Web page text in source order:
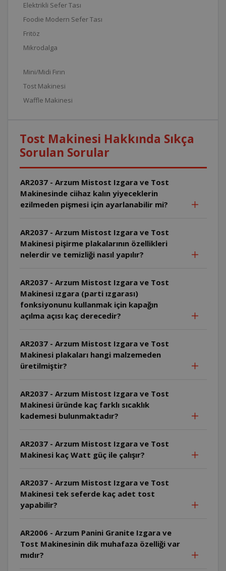
Elektrikli Sefer Tası
Foodie Modern Sefer Tası
Fritöz
Mikrodalga
Mini/Midi Fırın
Tost Makinesi
Waffle Makinesi
Tost Makinesi Hakkında Sıkça
Sorulan Sorular
AR2037 - Arzum Mistost Izgara ve Tost
Makinesinde ciihaz kalın yiyeceklerin
ezilmeden pişmesi için ayarlanabilir mi?
AR2037 - Arzum Mistost Izgara ve Tost
Makinesi pişirme plakalarının özellikleri
nelerdir ve temizliği nasıl yapılır?
AR2037 - Arzum Mistost Izgara ve Tost
Makinesi ızgara (parti ızgarası)
fonksiyonunu kullanmak için kapağın
açılma açısı kaç derecedir?
AR2037 - Arzum Mistost Izgara ve Tost
Makinesi plakaları hangi malzemeden
üretilmiştir?
AR2037 - Arzum Mistost Izgara ve Tost
Makinesi üründe kaç farklı sıcaklık
kademesi bulunmaktadır?
AR2037 - Arzum Mistost Izgara ve Tost
Makinesi kaç Watt güç ile çalışır?
AR2037 - Arzum Mistost Izgara ve Tost
Makinesi tek seferde kaç adet tost
yapabilir?
AR2006 - Arzum Panini Granite Izgara ve
Tost Makinesinin dik muhafaza özelliği var
mıdır?